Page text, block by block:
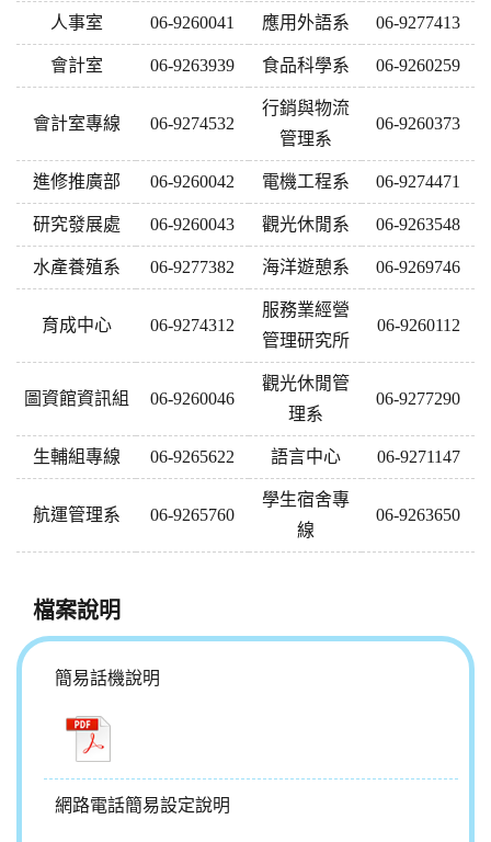
人事室 06-9260041 應用外語系 06-9277413
會計室 06-9263939 食品科學系 06-9260259
會計室專線 06-9274532
行銷與物流
管理系
06-9260373
進修推廣部 06-9260042 電機工程系 06-9274471
研究發展處 06-9260043 觀光休閒系 06-9263548
水產養殖系 06-9277382 海洋遊憩系 06-9269746
育成中心 06-9274312
服務業經營
管理研究所
06-9260112
圖資館資訊組 06-9260046
觀光休閒管
理系
06-9277290
生輔組專線 06-9265622 語言中心 06-9271147
航運管理系 06-9265760
學生宿舍專
線
06-9263650
檔案說明
簡易話機說明
網路電話簡易設定說明